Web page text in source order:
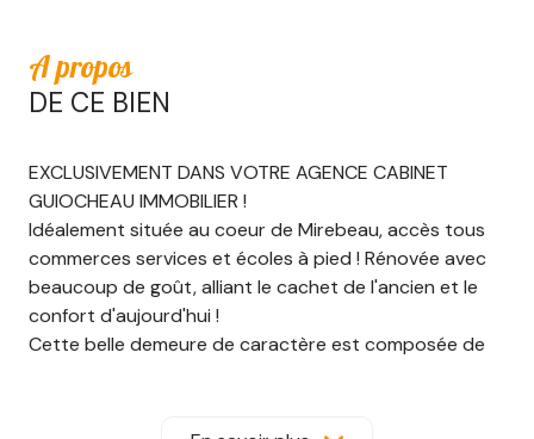
A propos
DE CE BIEN
EXCLUSIVEMENT DANS VOTRE AGENCE CABINET
GUIOCHEAU IMMOBILIER !
Idéalement située au coeur de Mirebeau, accès tous
commerces services et écoles à pied ! Rénovée avec
beaucoup de goût, alliant le cachet de l'ancien et le
confort d'aujourd'hui !
Cette belle demeure de caractère est composée de
pièce maîtresse : son escalier à vis en pierre d'époque.